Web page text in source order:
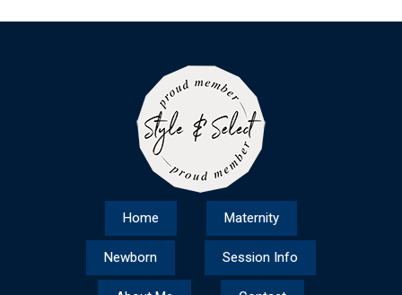
Home Maternity
Newborn Session Info